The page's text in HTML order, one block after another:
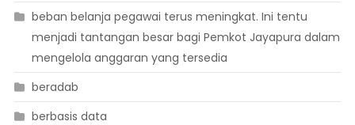
beban belanja pegawai terus meningkat. Ini tentu
menjadi tantangan besar bagi Pemkot Jayapura dalam
mengelola anggaran yang tersedia
beradab
berbasis data